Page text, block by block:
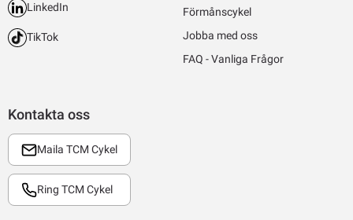
Kontakta oss
Maila TCM Cykel
Ring TCM Cykel
LinkedIn
TikTok
Förmånscykel
Jobba med oss
FAQ - Vanliga Frågor